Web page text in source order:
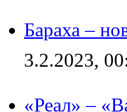
Бараха –
3.2.2023,
«Реал» –